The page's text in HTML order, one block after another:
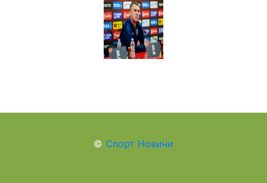
© Спорт Новини